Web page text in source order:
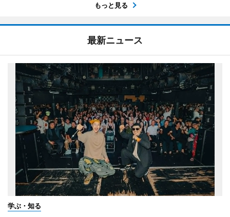
もっと見る
最新ニュース
学ぶ・知る